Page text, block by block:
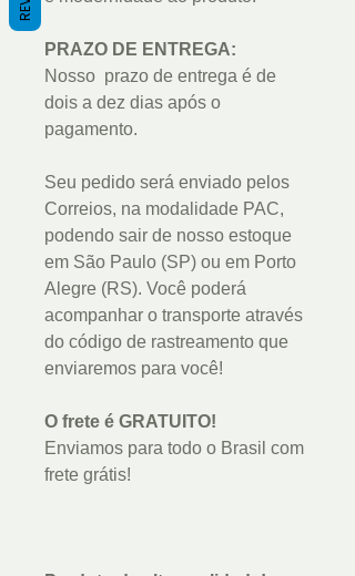
PRAZO DE ENTREGA:
Nosso prazo de entrega é de
dois a dez dias após o
pagamento.
Seu pedido será enviado pelos
Correios, na modalidade PAC,
podendo sair de nosso estoque
em São Paulo (SP) ou em Porto
Alegre (RS). Você poderá
acompanhar o transporte através
do código de rastreamento que
enviaremos para você!
O frete é GRATUITO!
Enviamos para todo o Brasil com
frete grátis!